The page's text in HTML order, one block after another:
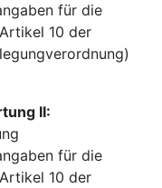
für die
10 der
II:
für die
10 der